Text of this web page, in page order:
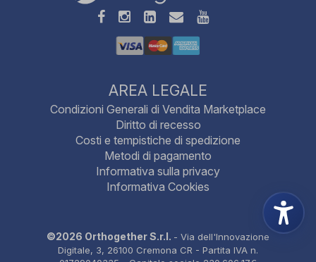
AREA LEGALE
Condizioni Generali di Vendita Marketplace
Diritto di recesso
Costi e tempistiche di spedizione
Metodi di pagamento
Informativa sulla privacy
Informativa Cookies
©2026 Orthogether S.r.l. - Via dell'Innovazione
Digitale, 3, 26100 Cremona CR - Partita IVA n.